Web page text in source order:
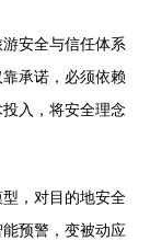
安全与信任体系
承诺，必须依赖
入，将安全理念
型，对目的地安全
预警，变被动应